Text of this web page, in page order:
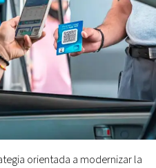
orientada a modernizar la